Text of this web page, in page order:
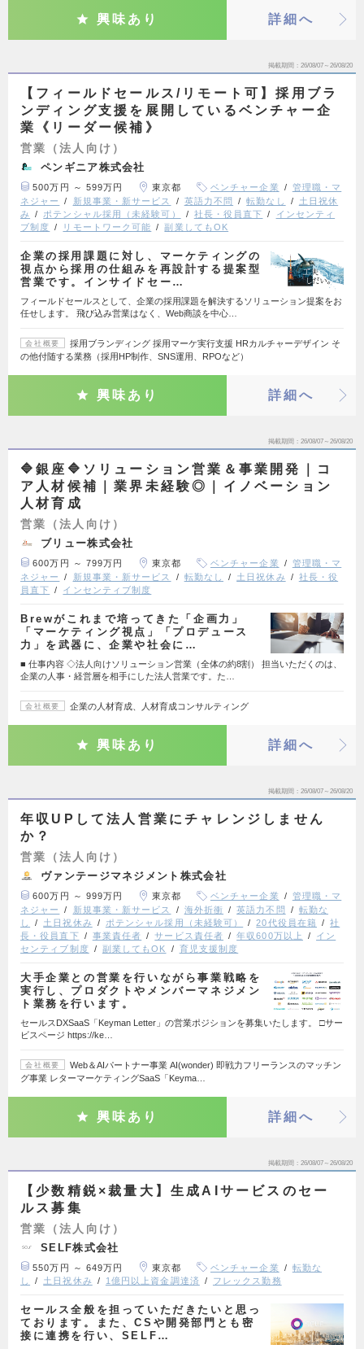
興味あり 詳細へ
掲載期間 26/08/07～26/08/20
【フィールドセールス/リモート可】採用ブラ
ンディング支援を展開しているベンチャー企
業《リーダー候補》
営業（法人向け）
ペンギニア株式会社
500万円 ～ 599万円 東京都 ベンチャー企業
管理職・マ
ネジャー
新規事業・新サービス 英語力不問 転勤なし
土日祝休
み
ポテンシャル採用（未経験可） 社長・役員直下
インセンティ
ブ制度
リモートワーク可能 副業してもOK
企業の採用課題に対し、マーケティングの
視点から採用の仕組みを再設計する提案型
営業です。インサイドセー…
フィールドセールスとして、企業の採用課題を解決するソリューション提案をお
任せします。 飛び込み営業はなく、Web商談を中心…
会社概要
採用ブランディング 採用マーケ実行支援 HRカルチャーデザイン そ
の他付随する業務（採用HP制作、SNS運用、RPOなど）
興味あり 詳細へ
掲載期間 26/08/07～26/08/20
🔷銀座🔷ソリューション営業＆事業開発｜コ
ア人材候補｜業界未経験◎｜イノベーション
人材育成
営業（法人向け）
ブリュー株式会社
600万円 ～ 799万円 東京都 ベンチャー企業
管理職・マ
ネジャー
新規事業・新サービス 転勤なし 土日祝休み
社長・役
員直下
インセンティブ制度
Brewがこれまで培ってきた「企画力」
「マーケティング視点」「プロデュース
力」を武器に、企業や社会に…
■ 仕事内容 ◇法人向けソリューション営業（全体の約8割） 担当いただくのは、
企業の人事・経営層を相手にした法人営業です。た…
会社概要 企業の人材育成、人材育成コンサルティング
興味あり 詳細へ
掲載期間 26/08/07～26/08/20
年収UPして法人営業にチャレンジしません
か？
営業（法人向け）
ヴァンテージマネジメント株式会社
600万円 ～ 999万円 東京都 ベンチャー企業
管理職・マ
ネジャー
新規事業・新サービス 海外折衝 英語力不問
転勤な
し
土日祝休み ポテンシャル採用（未経験可） 20代役員在籍
社
長・役員直下
事業責任者 サービス責任者 年収600万以上
イン
センティブ制度
副業してもOK 育児支援制度
大手企業との営業を行いながら事業戦略を
実行し、プロダクトやメンバーマネジメン
ト業務を行います。
セールスDXSaaS「Keyman Letter」の営業ポジションを募集いたします。 □サー
ビスページ https://ke…
会社概要
Web＆AIパートナー事業 AI(wonder) 即戦力フリーランスのマッチン
グ事業 レターマーケティングSaaS「Keyma…
興味あり 詳細へ
掲載期間 26/08/07～26/08/20
【少数精鋭×裁量大】生成AIサービスのセー
ルス募集
営業（法人向け）
SELF株式会社
550万円 ～ 649万円 東京都 ベンチャー企業
転勤な
し
土日祝休み 1億円以上資金調達済 フレックス勤務
セールス全般を担っていただきたいと思っ
ております。また、CSや開発部門とも密
接に連携を行い、SELF…